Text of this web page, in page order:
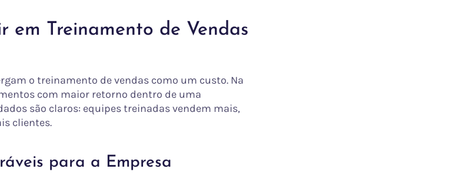
em Treinamento de Vendas
o treinamento de vendas como um custo. Na
com maior retorno dentro de uma
são claros: equipes treinadas vendem mais,
clientes.
para a Empresa